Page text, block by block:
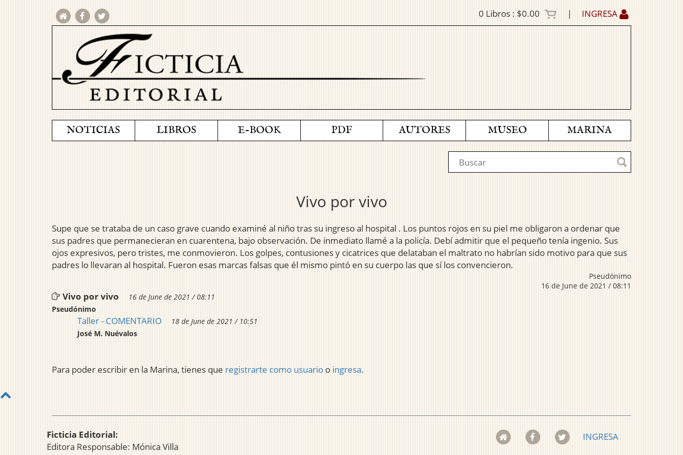
0 Libros : $0.00 | INGRESA
NOTICIAS LIBROS E-BOOK PDF AUTORES MUSEO MARINA
Vivo por vivo
Supe que se trataba de un caso grave cuando examiné al niño tras su ingreso al hospital . Los puntos rojos en su piel me obligaron a ordenar que
sus padres que permanecieran en cuarentena, bajo observación. De inmediato llamé a la policía. Debí admitir que el pequeño tenía ingenio. Sus
ojos expresivos, pero tristes, me conmovieron. Los golpes, contusiones y cicatrices que delataban el maltrato no habrían sido motivo para que sus
padres lo llevaran al hospital. Fueron esas marcas falsas que él mismo pintó en su cuerpo las que sí los convencieron.
Pseudónimo
16 de June de 2021 / 08:11
Vivo por vivo
16 de June de 2021 / 08:11
Pseudónimo
Taller - COMENTARIO
18 de June de 2021 / 10:51
José M. Nuévalos
Para poder escribir en la Marina, tienes que registrarte como usuario o ingresa.
Ficticia Editorial:
Editora Responsable: Mónica Villa
INGRESA